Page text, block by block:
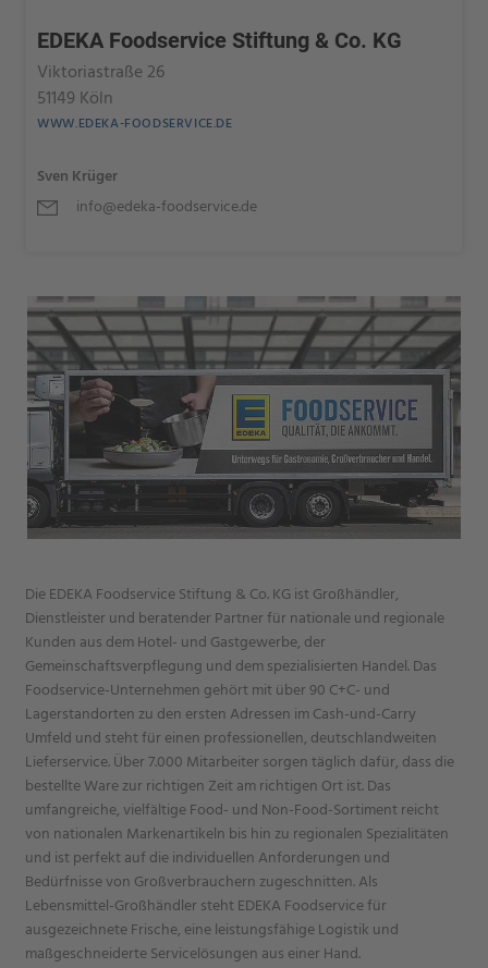
EDEKA Foodservice Stiftung & Co. KG
Viktoriastraße 26
51149 Köln
WWW.EDEKA-FOODSERVICE.DE
Sven Krüger
info@edeka-foodservice.de
Die EDEKA Foodservice Stiftung & Co. KG ist Großhändler,
Dienstleister und beratender Partner für nationale und regionale
Kunden aus dem Hotel- und Gastgewerbe, der
Gemeinschaftsverpflegung und dem spezialisierten Handel. Das
Foodservice-Unternehmen gehört mit über 90 C+C- und
Lagerstandorten zu den ersten Adressen im Cash-und-Carry
Umfeld und steht für einen professionellen, deutschlandweiten
Lieferservice. Über 7.000 Mitarbeiter sorgen täglich dafür, dass die
bestellte Ware zur richtigen Zeit am richtigen Ort ist. Das
umfangreiche, vielfältige Food- und Non-Food-Sortiment reicht
von nationalen Markenartikeln bis hin zu regionalen Spezialitäten
und ist perfekt auf die individuellen Anforderungen und
Bedürfnisse von Großverbrauchern zugeschnitten. Als
Lebensmittel-Großhändler steht EDEKA Foodservice für
ausgezeichnete Frische, eine leistungsfähige Logistik und
maßgeschneiderte Servicelösungen aus einer Hand.